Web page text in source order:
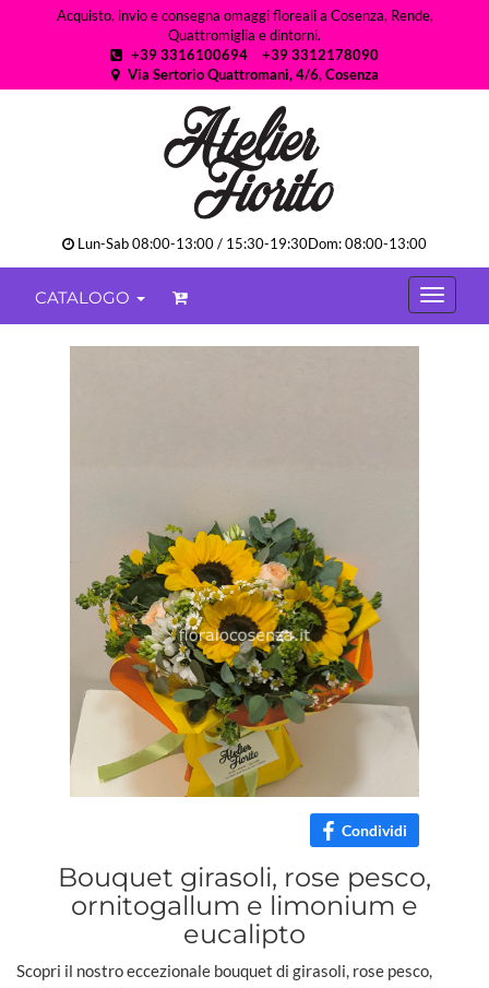
Acquisto, invio e consegna omaggi floreali a Cosenza, Rende,
Quattromiglia e dintorni.
+39 3316100694
+39 3312178090
Via Sertorio Quattromani, 4/6, Cosenza
Lun-Sab 08:00-13:00 / 15:30-19:30Dom: 08:00-13:00
CATALOGO
Condividi
Bouquet girasoli, rose pesco,
ornitogallum e limonium e
eucalipto
Scopri il nostro eccezionale bouquet di girasoli, rose pesco,